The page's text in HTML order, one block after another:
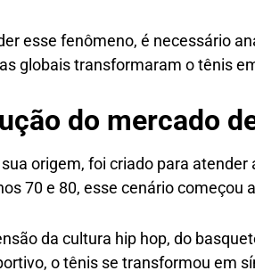
esse fenômeno, é necessário
globais transformaram o tênis
do mercado
sua origem, foi criado para
70 e 80, esse cenário começou
da cultura hip hop, do
o tênis se transformou em